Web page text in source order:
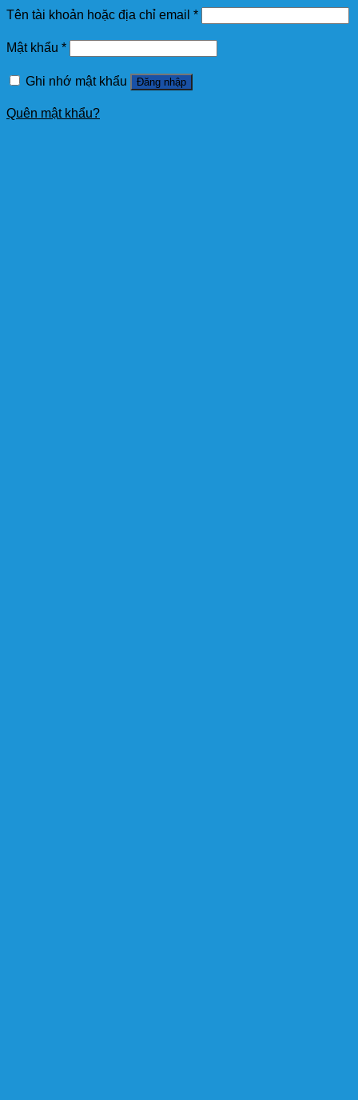
Tên tài khoản hoặc địa chỉ email *
Mật khẩu *
Ghi nhớ mật khẩu Đăng nhập
Quên mật khẩu?